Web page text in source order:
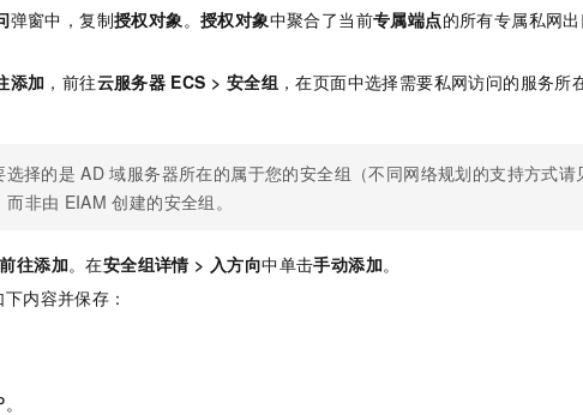
弹窗中，复制授权对象。授权对象中聚合了当前专属端点的所有专属私网出
添加 ，前往云服务器 ECS > 安全组 ，在页面中选择需要私网访问的服务所
选择的是 AD 域服务器所在的属于您的安全组（不同网络规划的支持方式请
而非由 EIAM 创建的安全组。
前往添加。在安全组详情> 入方向中单击手动添加。
内容并保存：